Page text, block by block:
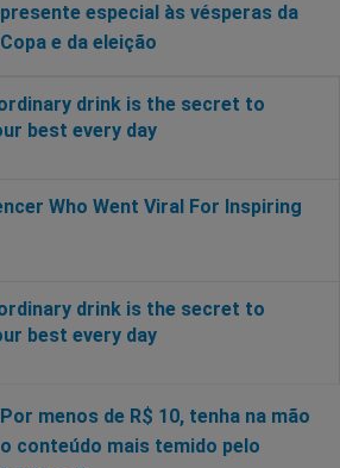
presente especial às vésperas da
Copa e da eleição
Por menos de R$ 10, tenha na mão
o conteúdo mais temido pelo